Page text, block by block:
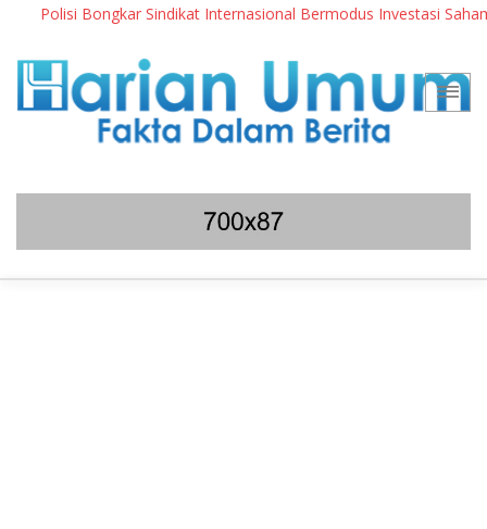
Polisi Bongkar Sindikat Internasional Bermodus Investasi Saham &